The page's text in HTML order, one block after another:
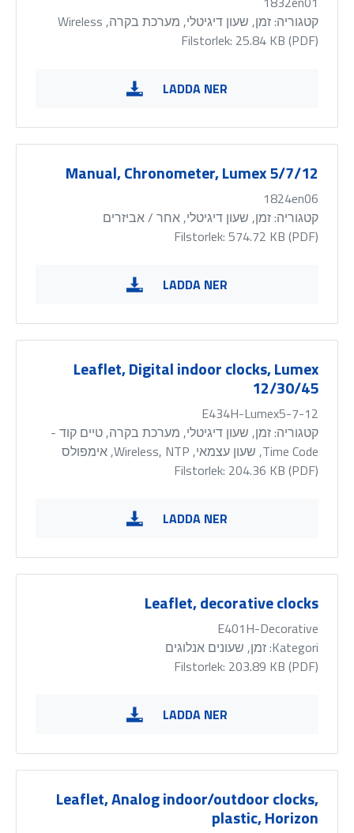
קטגוריה:זמן, שעון דיגיטלי, מערכת בקרה, Wireless
Filstorlek: 25.84 KB (PDF)
LADDA NER
Manual, Chronometer, Lumex 5/7/12
1824en06
קטגוריה:זמן, שעון דיגיטלי, אחר / אביזרים
Filstorlek: 574.72 KB (PDF)
LADDA NER
Leaflet, Digital indoor clocks, Lumex
12/30/45
E434H-Lumex5-7-12
קטגוריה:זמן, שעון דיגיטלי, מערכת בקרה, טיים קוד -
Time Code, שעון עצמאי, Wireless, NTP, אימפולס
Filstorlek: 204.36 KB (PDF)
LADDA NER
Leaflet, decorative clocks
E401H-Decorative
Kategori: זמן, שעונים אנלוגים
Filstorlek: 203.89 KB (PDF)
LADDA NER
Leaflet, Analog indoor/outdoor clocks,
plastic, Horizon